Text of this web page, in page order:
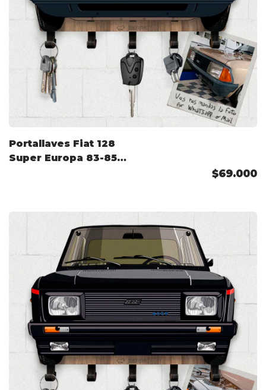
Portallaves Fiat 128
Super Europa 83-85
$69.000